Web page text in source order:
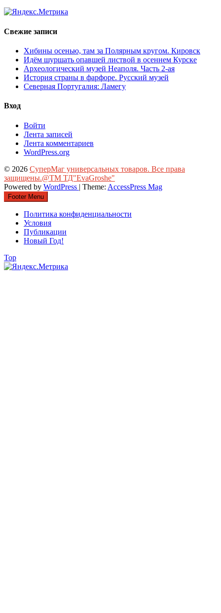
Свежие записи
Хибины осенью, там за Полярным кругом. Кировск
Идём шуршать опавшей листвой в осеннем Курске
Археологический музей Неаполя. Часть 2-ая
История страны в фарфоре. Русский музей
Северная Португалия: Ламегу
Вход
Войти
Лента записей
Лента комментариев
WordPress.org
© 2026 СуперМаг универсальных товаров. Все права
защищены.@ТМ ТД"EvaGroshe"
Powered by WordPress | Theme: AccessPress Mag
Footer Menu
Политика конфиденциальности
Условия
Публикации
Новый Год!
Top